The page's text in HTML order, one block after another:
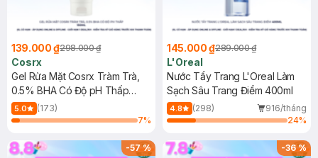
139.000 ₫298.000 ₫
Cosrx
Gel Rửa Mặt Cosrx Tràm Trà,
0.5% BHA Có Độ pH Thấp
150ml
5.0
(173)
7%
145.000 ₫289.000 ₫
L'Oreal
Nước Tẩy Trang L'Oreal Làm
Sạch Sâu Trang Điểm 400ml
4.8 (298)
916/tháng
24%
-57% -36%